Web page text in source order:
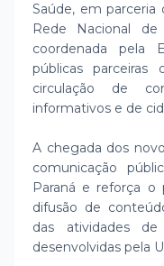
Saúde, em parceria
Rede Nacional de
coordenada pela
públicas
circulação de
informativos e de
A chegada dos
comunicação
Paraná e reforça o
difusão de
das atividades
desenvolvidas pela